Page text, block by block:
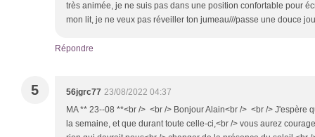
très animée, je ne suis pas dans une position confortable pour
mon lit, je ne veux pas réveiller ton jumeau///passe une douce
Répondre
5 56jgrc77 23/08/2022 04:37
MA ** 23--08 **<br /> <br /> Bonjour Alain<br /> <br /> J'espère
la semaine, et que durant toute celle-ci,<br /> vous aurez